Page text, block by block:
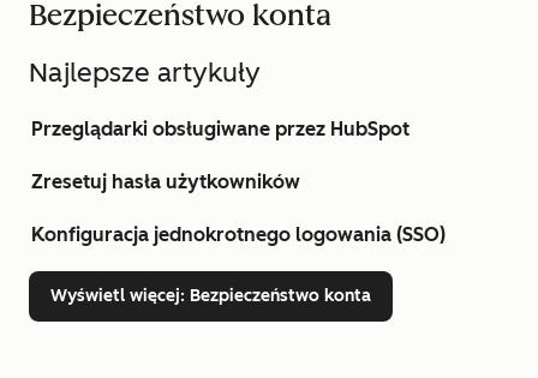
Bezpieczeństwo konta
Najlepsze artykuły
Przeglądarki obsługiwane przez HubSpot
Zresetuj hasła użytkowników
Konfiguracja jednokrotnego logowania (SSO)
Wyświetl więcej: Bezpieczeństwo konta